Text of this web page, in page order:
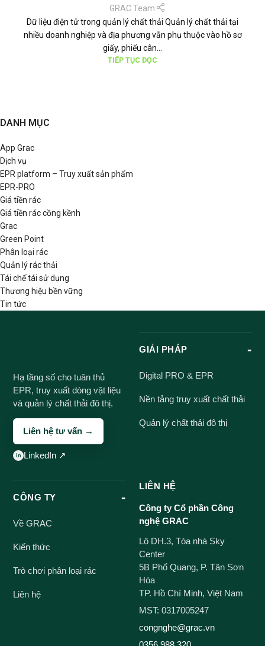
GRAC Team
Dữ liệu điện tử trong quản lý chất thải Quản lý chất thải tại
nhiều doanh nghiệp và địa phương vẫn phụ thuộc vào hồ sơ
giấy, phiếu cân...
TIẾP TỤC ĐỌC
DANH MỤC
App Grac
Dịch vụ
EPR platform – Truy xuất sản phẩm
EPR-PRO
Giá tiền rác
Giá tiền rác cồng kềnh
Grac
Green Point
Phân loại rác
Quản lý rác thải
Tái chế tái sử dụng
Thương hiệu bền vững
Tin tức
Hạ tầng số cho tuân thủ
EPR, truy xuất dòng vật liệu
và quản lý chất thải đô thị.
Liên hệ tư vấn →
LinkedIn ↗
GIẢI PHÁP
Digital PRO & EPR
Nền tảng truy xuất chất thải
Quản lý chất thải đô thị
CÔNG TY
Về GRAC
Kiến thức
Trò chơi phân loại rác
Liên hệ
LIÊN HỆ
Công ty Cổ phần Công
nghệ GRAC
Lô DH.3, Tòa nhà Sky
Center
5B Phổ Quang, P. Tân Sơn
Hòa
TP. Hồ Chí Minh, Việt Nam
MST: 0317005247
congnghe@grac.vn